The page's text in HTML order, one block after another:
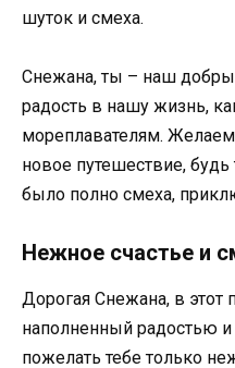
шуток и смеха.
Снежана, ты – наш
радость в нашу жизнь,
мореплавателям.
новое путешествие,
было полно смеха,
Нежное счастье и
Дорогая Снежана, в этот
наполненный радостью
пожелать тебе только